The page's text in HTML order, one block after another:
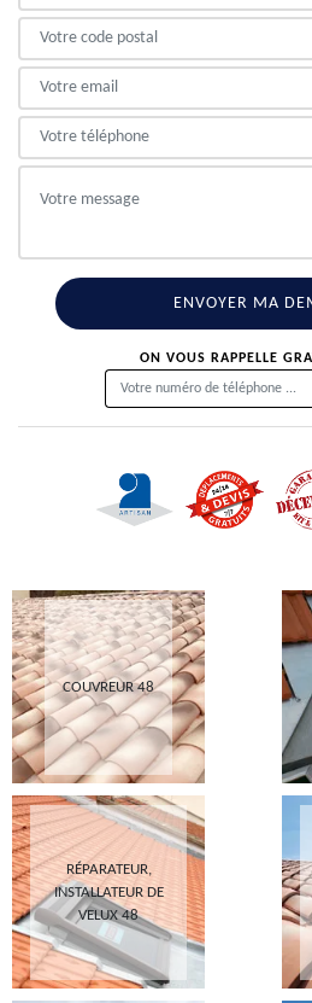
ON VOUS RAPPELLE
COUVREUR 48
RÉPARATEUR,
INSTALLATEUR DE
VELUX 48